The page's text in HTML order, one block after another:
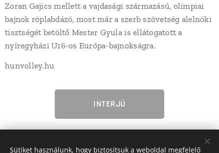
Zoran Gajics mellett a vajdasági származású, olimpiai
bajnok röplabdázó, most már a szerb szövetség alelnöki
tisztségét betöltő Mester Gyula is ellátogatott a
nyíregyházi U16-os Európa-bajnokságra.
hunvolley.hu
INTERJÚ
Sütiket használunk, hogy biztosítsuk a weboldal megfelelő